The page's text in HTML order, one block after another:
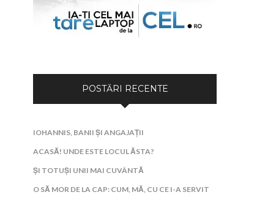
POSTĂRI RECENTE
IOHANNIS, BANII ȘI ANGAJAȚII
ACASĂ! UNDE ESTE LOCUL ĂSTA?
ȘI TOTUȘI UNII MAI CUVÂNTĂ
O SĂ MOR DE LA CAP: CUM, MĂ, CU CE I-A SERVIT